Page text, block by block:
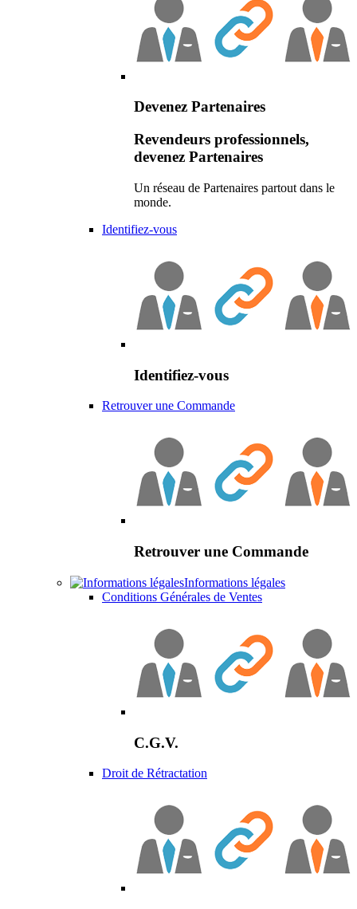
Devenez Partenaires
Revendeurs professionnels,
devenez Partenaires
Un réseau de Partenaires partout dans le
monde.
Identifiez-vous
Identifiez-vous
Retrouver une Commande
Retrouver une Commande
Informations légales
Conditions Générales de Ventes
C.G.V.
Droit de Rétractation